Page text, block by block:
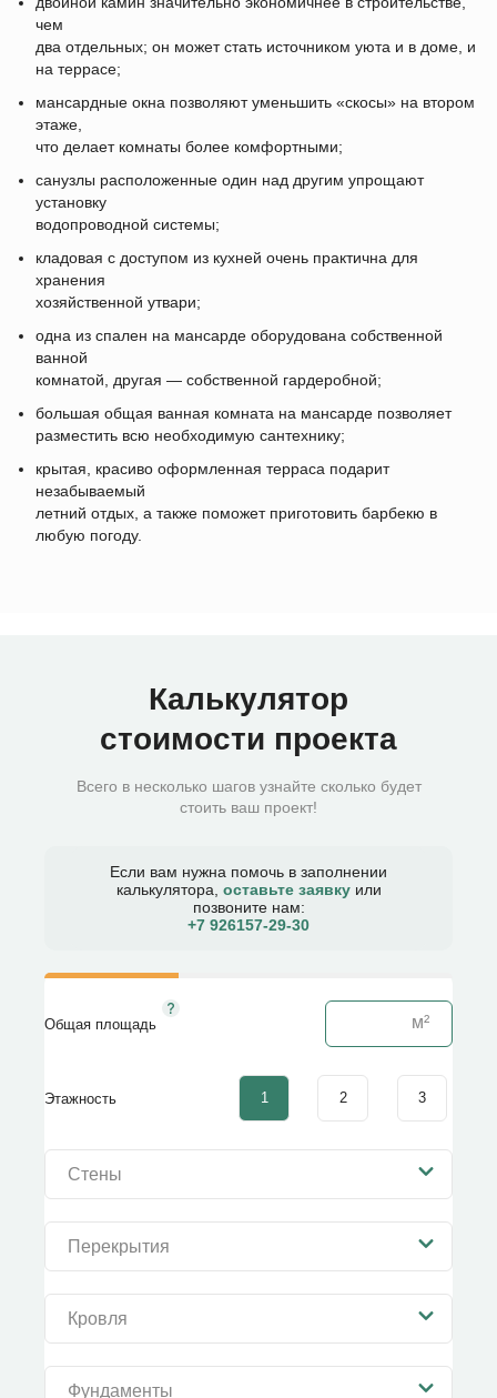
чем
два отдельных; он может стать источником уюта и в доме, и
на террасе;
мансардные окна позволяют уменьшить «скосы» на втором
этаже,
что делает комнаты более комфортными;
санузлы расположенные один над другим упрощают
установку
водопроводной системы;
кладовая с доступом из кухней очень практична для
хранения
хозяйственной утвари;
одна из спален на мансарде оборудована собственной
ванной
комнатой, другая — собственной гардеробной;
большая общая ванная комната на мансарде позволяет
разместить всю необходимую сантехнику;
крытая, красиво оформленная терраса подарит
незабываемый
летний отдых, а также поможет приготовить барбекю в
любую погоду.
Калькулятор
стоимости проекта
Всего в несколько шагов узнайте сколько будет
стоить ваш проект!
Если вам нужна помочь в заполнении
калькулятора, оставьте заявку или
позвоните нам:
+7 926157-29-30​
Общая площадь
Этажность 1 2 3
Стены
Перекрытия
Кровля
Фундаменты